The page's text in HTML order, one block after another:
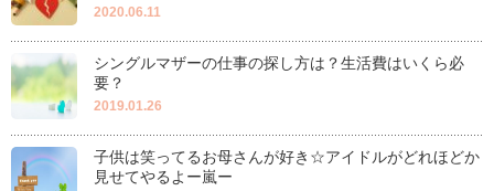
2020.06.11
シングルマザーの仕事の探し方は？生活費はいくら必
要？
2019.01.26
子供は笑ってるお母さんが好き☆アイドルがどれほどか
見せてやるよー嵐ー